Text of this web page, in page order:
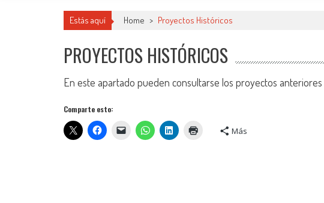
Estás aquí Home > Proyectos Históricos
PROYECTOS HISTÓRICOS
En este apartado pueden consultarse los proyectos
Comparte esto:
Más